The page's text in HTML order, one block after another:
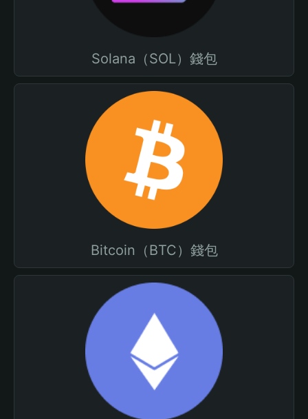
Solana（SOL）錢包
Bitcoin（BTC）錢包